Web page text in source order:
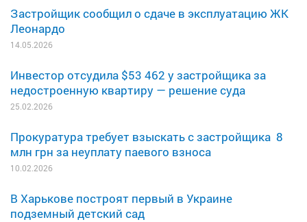
Застройщик сообщил о сдаче в эксплуатацию ЖК
Леонардо
14.05.2026
Инвестор отсудила $53 462 у застройщика за
недостроенную квартиру — решение суда
25.02.2026
Прокуратура требует взыскать с застройщика 8
млн грн за неуплату паевого взноса
10.02.2026
В Харькове построят первый в Украине
подземный детский сад